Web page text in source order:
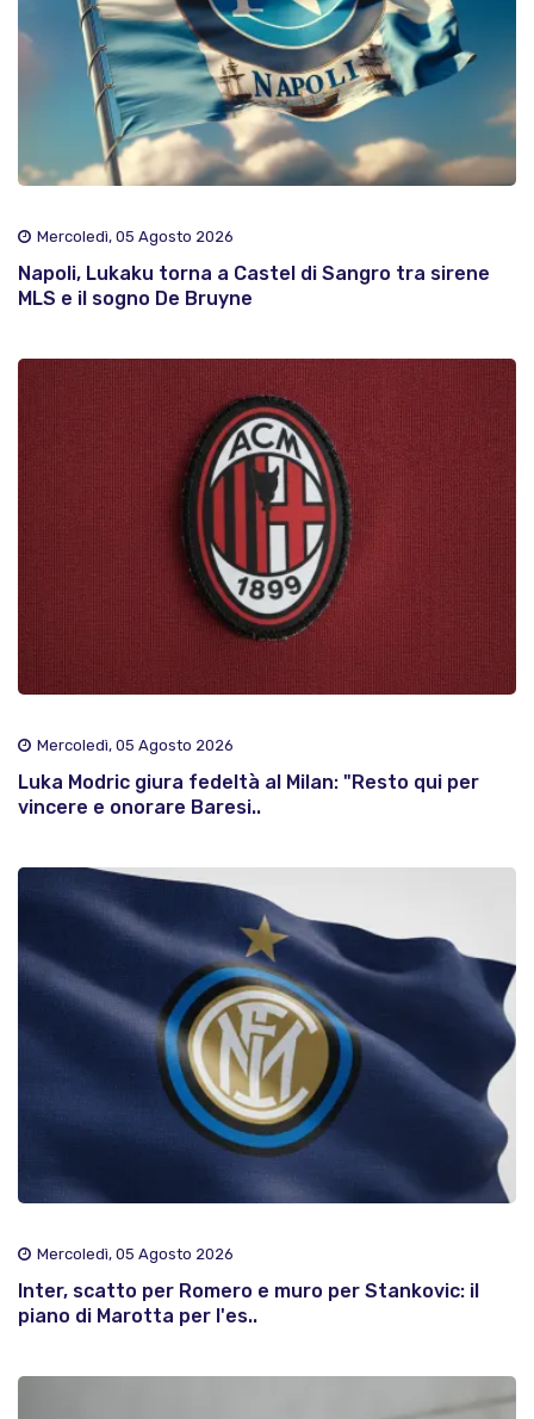
Mercoledì, 05 Agosto 2026
Napoli, Lukaku torna a Castel di Sangro tra sirene
MLS e il sogno De Bruyne
Mercoledì, 05 Agosto 2026
Luka Modric giura fedeltà al Milan: "Resto qui per
vincere e onorare Baresi..
Mercoledì, 05 Agosto 2026
Inter, scatto per Romero e muro per Stankovic: il
piano di Marotta per l'es..